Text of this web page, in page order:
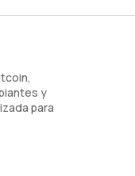
y
para